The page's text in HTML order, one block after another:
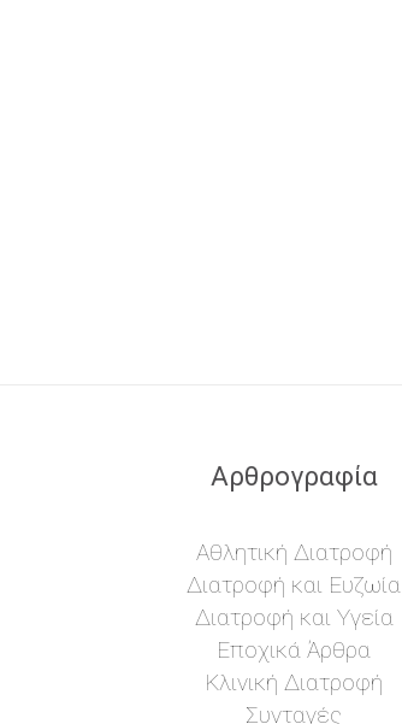
Αρθρογραφία
Αθλητική Διατροφή
Διατροφή και Ευζωία
Διατροφή και Υγεία
Εποχικά Άρθρα
Κλινική Διατροφή
Συνταγές